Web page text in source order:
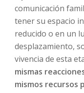
comunicación
tener su espacio
reducido o en un
desplazamiento,
vivencia de esta
mismas
mismos recursos